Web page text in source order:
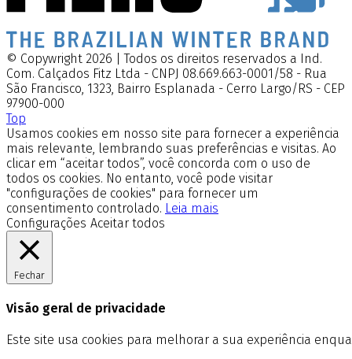
© Copywright 2026 | Todos os direitos reservados a Ind.
Com. Calçados Fitz Ltda - CNPJ 08.669.663-0001/58 - Rua
São Francisco, 1323, Bairro Esplanada - Cerro Largo/RS - CEP
97900-000
Top
Usamos cookies em nosso site para fornecer a experiência
mais relevante, lembrando suas preferências e visitas. Ao
clicar em “aceitar todos”, você concorda com o uso de
todos os cookies. No entanto, você pode visitar
"configurações de cookies" para fornecer um
consentimento controlado. Leia mais
Configurações Aceitar todos
Fechar
Visão geral de privacidade
Este site usa cookies para melhorar a sua experiência